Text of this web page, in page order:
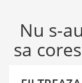
Nu s-
sa